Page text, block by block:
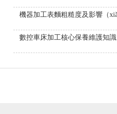
數控車床加工核心保養維護知識